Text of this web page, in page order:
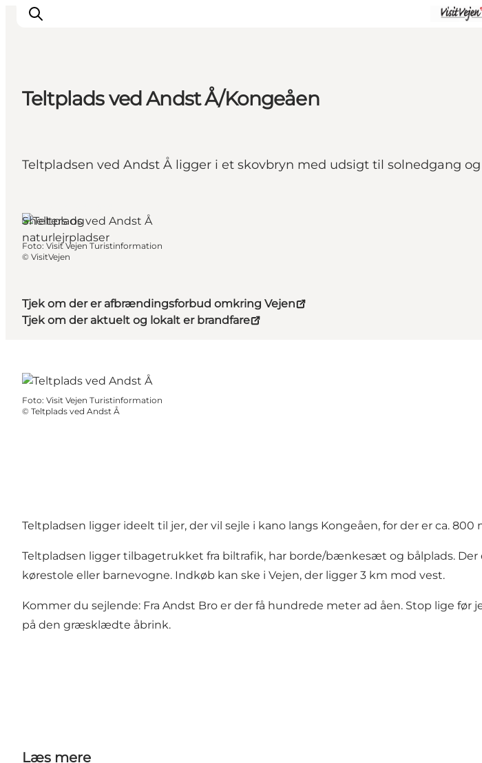
Natur
Se og oplev
Events
Udforsk
Teltplads ved Andst Å/Kongeåen
Teltpladsen ved Andst Å ligger i et skovbryn med udsigt til solnedgang
Tjek om der er afbrændingsforbud omkring Vejen
Tjek om der aktuelt og lokalt er brandfare
Shelters og
naturlejrpladser
Foto: Visit Vejen Turistinformation
© VisitVejen
Foto: Visit Vejen Turistinformation
© Teltplads ved Andst Å
Teltpladsen ligger ideelt til jer, der vil sejle i kano langs Kongeåen, for der er ca.
Teltpladsen ligger tilbagetrukket fra biltrafik, har borde/bænkesæt og bålplads.
kørestole eller barnevogne. Indkøb kan ske i Vejen, der ligger 3 km mod vest.
Kommer du sejlende: Fra Andst Bro er der få hundrede meter ad åen. Stop lige
på den græsklædte åbrink.
Læs mere